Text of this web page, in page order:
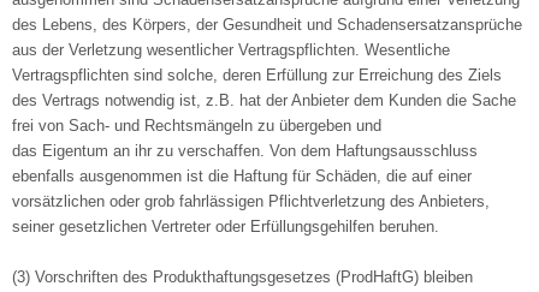
des Lebens, des Körpers, der Gesundheit und Schadensersatzansprüche
aus der Verletzung wesentlicher Vertragspflichten. Wesentliche
Vertragspflichten sind solche, deren Erfüllung zur Erreichung des Ziels
des Vertrags notwendig ist, z.B. hat der Anbieter dem Kunden die Sache
frei von Sach- und Rechtsmängeln zu übergeben und
das Eigentum an ihr zu verschaffen. Von dem Haftungsausschluss
ebenfalls ausgenommen ist die Haftung für Schäden, die auf einer
vorsätzlichen oder grob fahrlässigen Pflichtverletzung des Anbieters,
seiner gesetzlichen Vertreter oder Erfüllungsgehilfen beruhen.
(3) Vorschriften des Produkthaftungsgesetzes (ProdHaftG) bleiben